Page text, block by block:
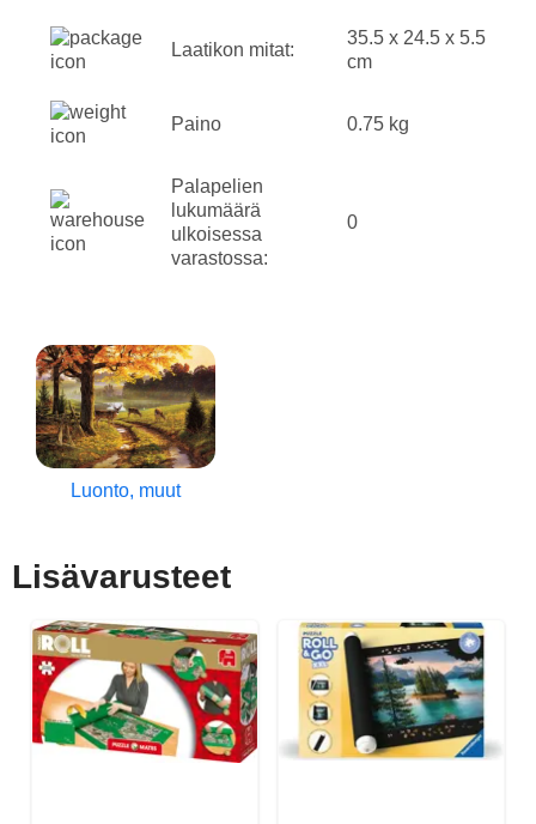
Laatikon mitat:
35.5 x 24.5 x 5.5
cm
Paino 0.75 kg
Palapelien
lukumäärä
ulkoisessa
varastossa:
0
Luonto, muut
Lisävarusteet